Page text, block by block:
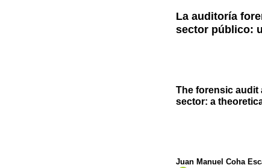
La auditoría
sector público:
The forensic
sector: a
Juan Manuel Coha